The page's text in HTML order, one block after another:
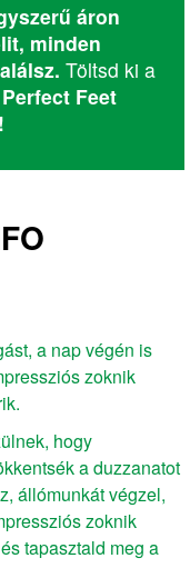
áron
minden
Töltsd ki a
Feet
a nap végén is
zoknik
hogy
a duzzanatot
állómunkát végzel,
zoknik
tapasztald meg a